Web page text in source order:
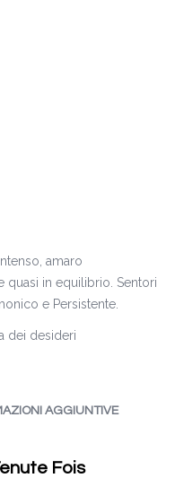
amaro
quasi in equilibrio. Sentori
e Persistente.
dei desideri
AGGIUNTIVE
Fois